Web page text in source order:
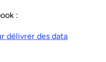
:
délivrer des data